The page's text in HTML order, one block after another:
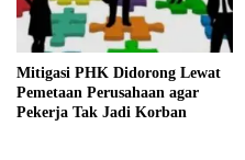
Mitigasi PHK Didorong Lewat
Pemetaan Perusahaan agar
Pekerja Tak Jadi Korban